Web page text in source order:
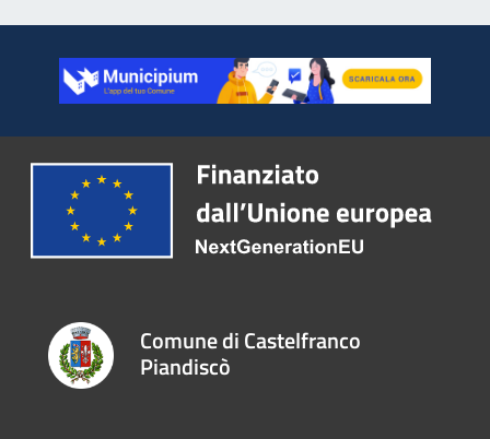
Comune di Castelfranco
Piandiscò